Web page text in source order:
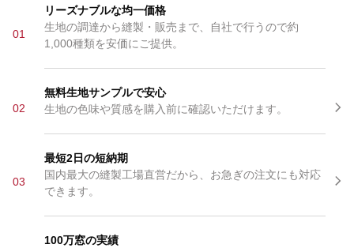
01
リーズナブルな均一価格
生地の調達から縫製・販売まで、自社で行うので約
1,000種類を安価にご提供。
02
無料生地サンプルで安心
生地の色味や質感を購入前に確認いただけます。
03
最短2日の短納期
国内最大の縫製工場直営だから、お急ぎの注文にも対応
できます。
100万窓の実績